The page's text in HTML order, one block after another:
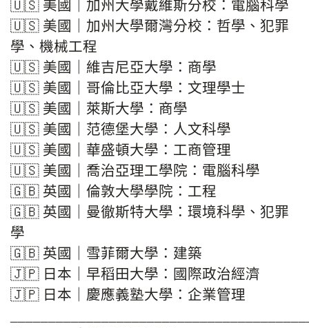
🇺🇸 美國｜加州大學戴維斯分校：電腦科學
🇺🇸 美國｜加州大學爾灣分校：哲學、犯罪
學、機械工程
🇺🇸 美國｜維吉尼亞大學：商學
🇺🇸 美國｜哥倫比亞大學：文理學士
🇺🇸 美國｜萊斯大學：商學
🇺🇸 美國｜范德堡大學：人文科學
🇺🇸 美國｜華盛頓大學：工商管理
🇺🇸 美國｜喬治亞理工學院：電腦科學
🇬🇧 英國｜倫敦大學學院：工程
🇬🇧 英國｜曼徹斯特大學：環境科學、犯罪
學
🇬🇧 英國｜雪菲爾大學：建築
🇯🇵 日本｜早稻田大學：國際政治經濟
🇯🇵 日本｜慶應義塾大學：企業管理